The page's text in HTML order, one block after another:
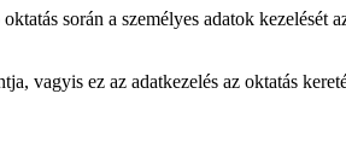
során a személyes adatok
vagyis ez az adatkezelés az oktatás